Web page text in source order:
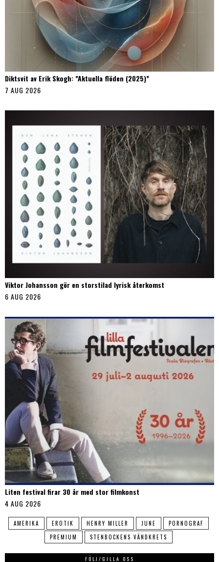
Diktsvit av Erik Skogh: ”Aktuella flöden (2025)”
7 AUG 2026
Viktor Johansson gör en storstilad lyrisk återkomst
6 AUG 2026
Liten festival firar 30 år med stor filmkonst
4 AUG 2026
AMERIKA EROTIK HENRY MILLER JUNE
PORNOGRAF
PREMIUM
STENBOCKENS VÄNDKRETS
FÖLJ/GILLA OSS